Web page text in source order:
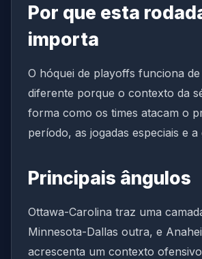
Por que esta
importa
O hóquei de playoffs funciona
diferente porque o contexto da
forma como os times atacam o
período, as jogadas especiais e a
Principais ângulos
Ottawa-Carolina traz uma
Minnesota-Dallas outra, e
acrescenta um contexto